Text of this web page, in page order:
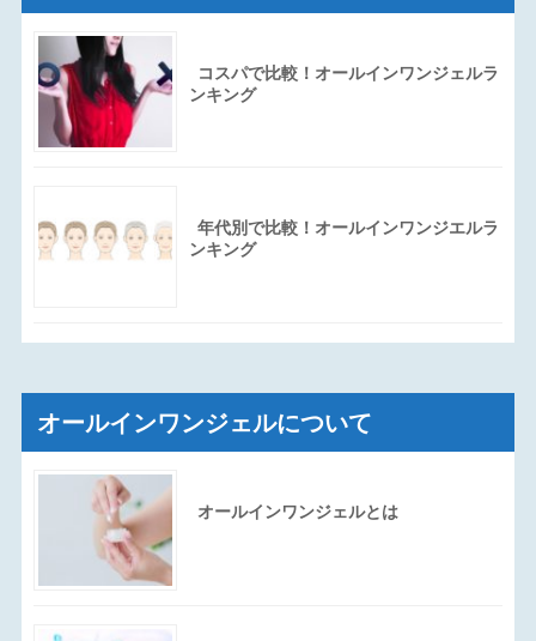
コスパで比較！オールインワンジェルラ
ンキング
年代別で比較！オールインワンジエルラ
ンキング
オールインワンジェルについて
オールインワンジェルとは